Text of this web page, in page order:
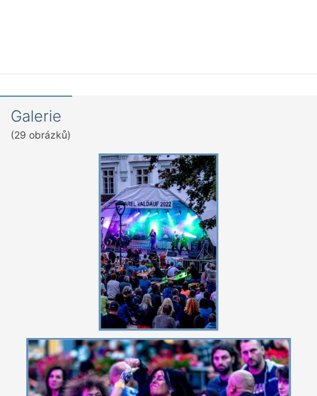
Galerie
(29 obrázků)